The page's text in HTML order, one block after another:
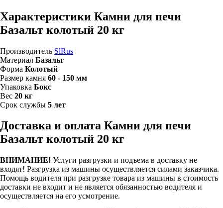
Характеристики Камни для печи
Базальт колотый 20 кг
Производитель SlRus
Материал Базальт
Форма Колотый
Размер камня 60 - 150 мм
Упаковка Бокс
Вес 20 кг
Срок службы 5 лет
Доставка и оплата Камни для печи
Базальт колотый 20 кг
ВНИМАНИЕ! Услуги разгрузки и подъема в доставку не
входят! Разгрузка из машины осуществляется силами заказчика.
Помощь водителя при разгрузке товара из машины в стоимость
доставки не входит и не является обязанностью водителя и
осуществляется на его усмотрение.